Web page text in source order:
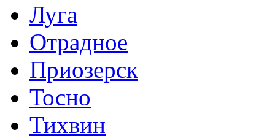
Луга
Отрадное
Приозерск
Тосно
Тихвин